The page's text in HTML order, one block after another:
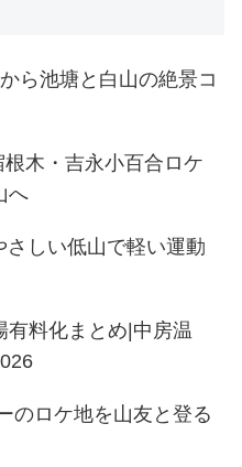
ら池塘と白山の絶景コ
木・吉永小百合ロケ
へ
しい低山で軽い運動
料化まとめ|中房温
のロケ地を山友と登る